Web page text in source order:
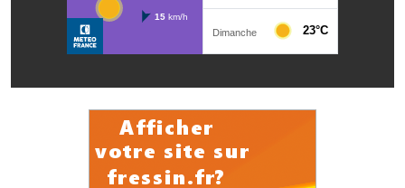
VILLE PRATIQUE
Eaux, assainissement
France services